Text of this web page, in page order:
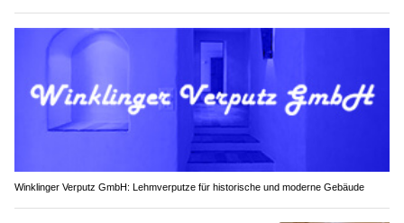
Winklinger Verputz GmbH: Lehmverputze für historische und moderne Gebäude